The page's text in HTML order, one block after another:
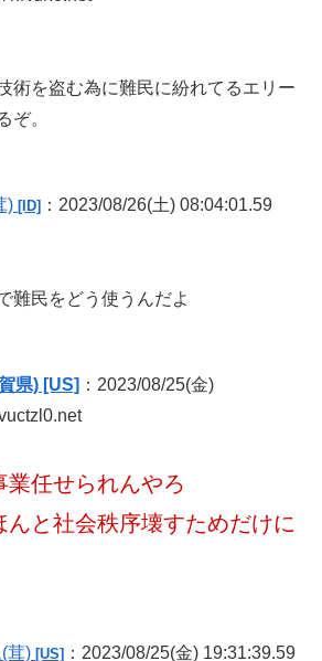
術を盗む為に難民に紛れてるエリー
ぞ。
) [ID] ：2023/08/26(土) 08:04:01.59
難民をどう使うんだよ
県) [US] ：2023/08/25(金)
業任せられんやろ
んと社会秩序壊すためだけに
(茸) [US] ：2023/08/25(金) 19:31:39.59